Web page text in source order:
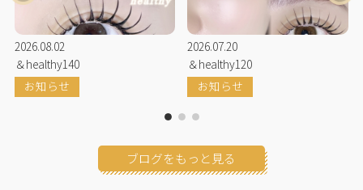
2026.08.02
＆healthy140
お知らせ
2026.07.20
＆healthy120
お知らせ
ブログをもっと見る